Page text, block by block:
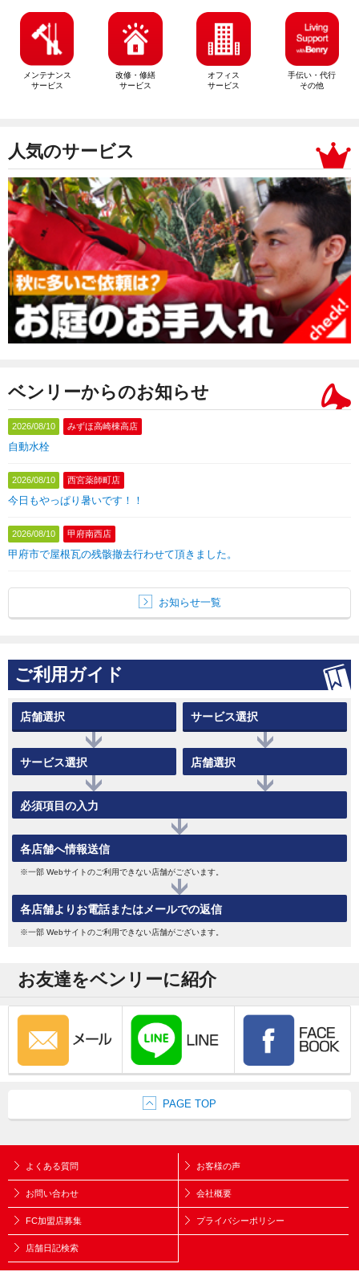
メンテナンス
サービス
改修・修繕
サービス
オフィス
サービス
手伝い・代行
その他
人気のサービス
ベンリーからのお知らせ
2026/08/10 みずほ高崎棟高店
自動水栓
2026/08/10 西宮薬師町店
今日もやっぱり暑いです！！
2026/08/10 甲府南西店
甲府市で屋根瓦の残骸撤去行わせて頂きました。
お知らせ一覧
ご利用ガイド
店舗選択 サービス選択
サービス選択 店舗選択
必須項目の入力
各店舗へ情報送信
※一部 Webサイトのご利用できない店舗がございます。
各店舗よりお電話またはメールでの返信
※一部 Webサイトのご利用できない店舗がございます。
お友達をベンリーに紹介
PAGE TOP
よくある質問
お問い合わせ
FC加盟店募集
店舗日記検索
お客様の声
会社概要
プライバシーポリシー